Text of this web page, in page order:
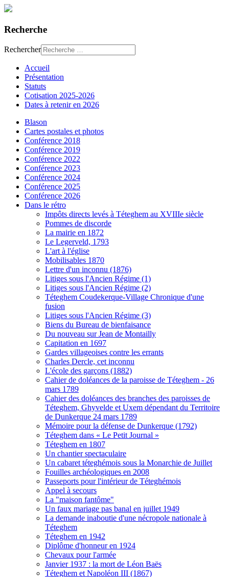
Recherche
Rechercher
Accueil
Présentation
Statuts
Cotisation 2025-2026
Dates à retenir en 2026
Blason
Cartes postales et photos
Conférence 2018
Conférence 2019
Conférence 2022
Conférence 2023
Conférence 2024
Conférence 2025
Conférence 2026
Dans le rétro
Impôts directs levés à Téteghem au XVIIIe siècle
Pommes de discorde
La mairie en 1872
Le Legerveld, 1793
L'art à l'église
Mobilisables 1870
Lettre d'un inconnu (1876)
Litiges sous l'Ancien Régime (1)
Litiges sous l'Ancien Régime (2)
Téteghem Coudekerque-Village Chronique d'une
fusion
Litiges sous l'Ancien Régime (3)
Biens du Bureau de bienfaisance
Du nouveau sur Jean de Montailly
Capitation en 1697
Gardes villageoises contre les errants
Charles Dercle, cet inconnu
L'école des garçons (1882)
Cahier de doléances de la paroisse de Téteghem - 26
mars 1789
Cahier des doléances des branches des paroisses de
Téteghem, Ghyvelde et Uxem dépendant du Territoire
de Dunkerque 24 mars 1789
Mémoire pour la défense de Dunkerque (1792)
Téteghem dans « Le Petit Journal »
Téteghem en 1807
Un chantier spectaculaire
Un cabaret téteghémois sous la Monarchie de Juillet
Fouilles archéologiques en 2008
Passeports pour l'intérieur de Téteghémois
Appel à secours
La "maison fantôme"
Un faux mariage pas banal en juillet 1949
La demande inaboutie d'une nécropole nationale à
Téteghem
Téteghem en 1942
Diplôme d'honneur en 1924
Chevaux pour l'armée
Janvier 1937 : la mort de Léon Baës
Téteghem et Napoléon III (1867)